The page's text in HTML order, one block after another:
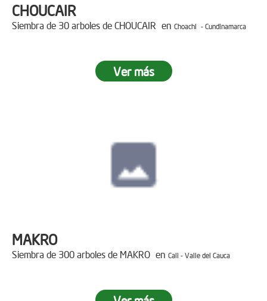
CHOUCAIR
Siembra de 30 arboles de CHOUCAIR en Choachi - Cundinamarca
Ver más
MAKRO
Siembra de 300 arboles de MAKRO en Cali - Valle del Cauca